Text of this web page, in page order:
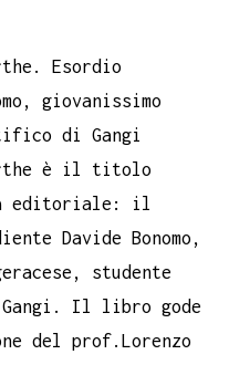
Esordio
giovanissimo
di Gangi
è il titolo
editoriale: il
Davide Bonomo,
studente
Il libro gode
del prof.Lorenzo